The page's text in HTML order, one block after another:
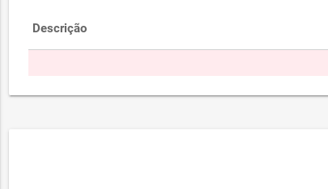
Descrição